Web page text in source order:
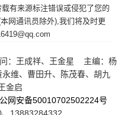
有来源标注错误或侵犯了您的
网通讯员除外),我们将及时更
：王成祥、王金星 主编：杨
维、曹田升、陈茂春、胡九
金启
网安备50010702502224号